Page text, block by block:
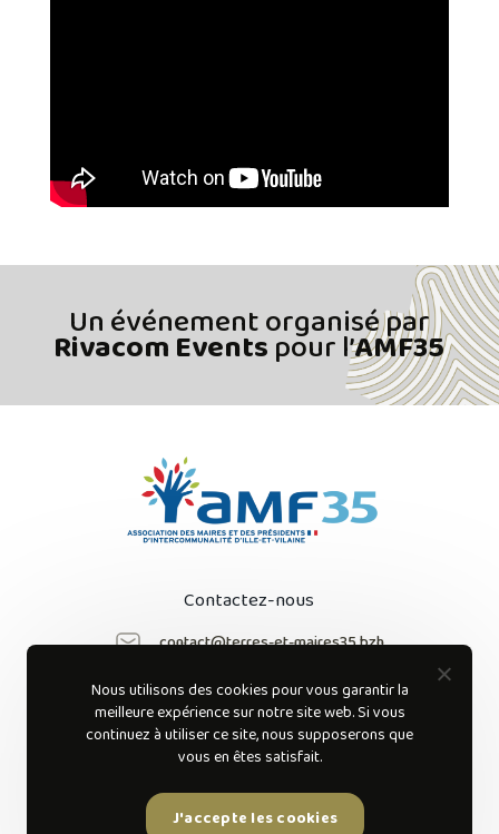
Un événement organisé par
Rivacom Eventspour l’AMF35
Contactez-nous
contact@terres-et-maires35.bzh
Suivez-nous sur
les réseaux sociaux
Nous utilisons des cookies pour vous garantir la
meilleure expérience sur notre site web. Si vous
continuez à utiliser ce site, nous supposerons que
vous en êtes satisfait.
J'accepte les cookies